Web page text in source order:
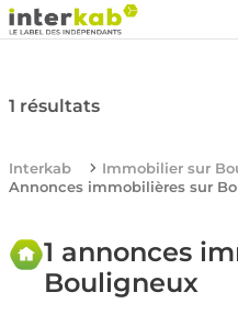
1 résultats
Interkab
Immobilier sur
Annonces immobilières sur
1 annonces
Bouligneux